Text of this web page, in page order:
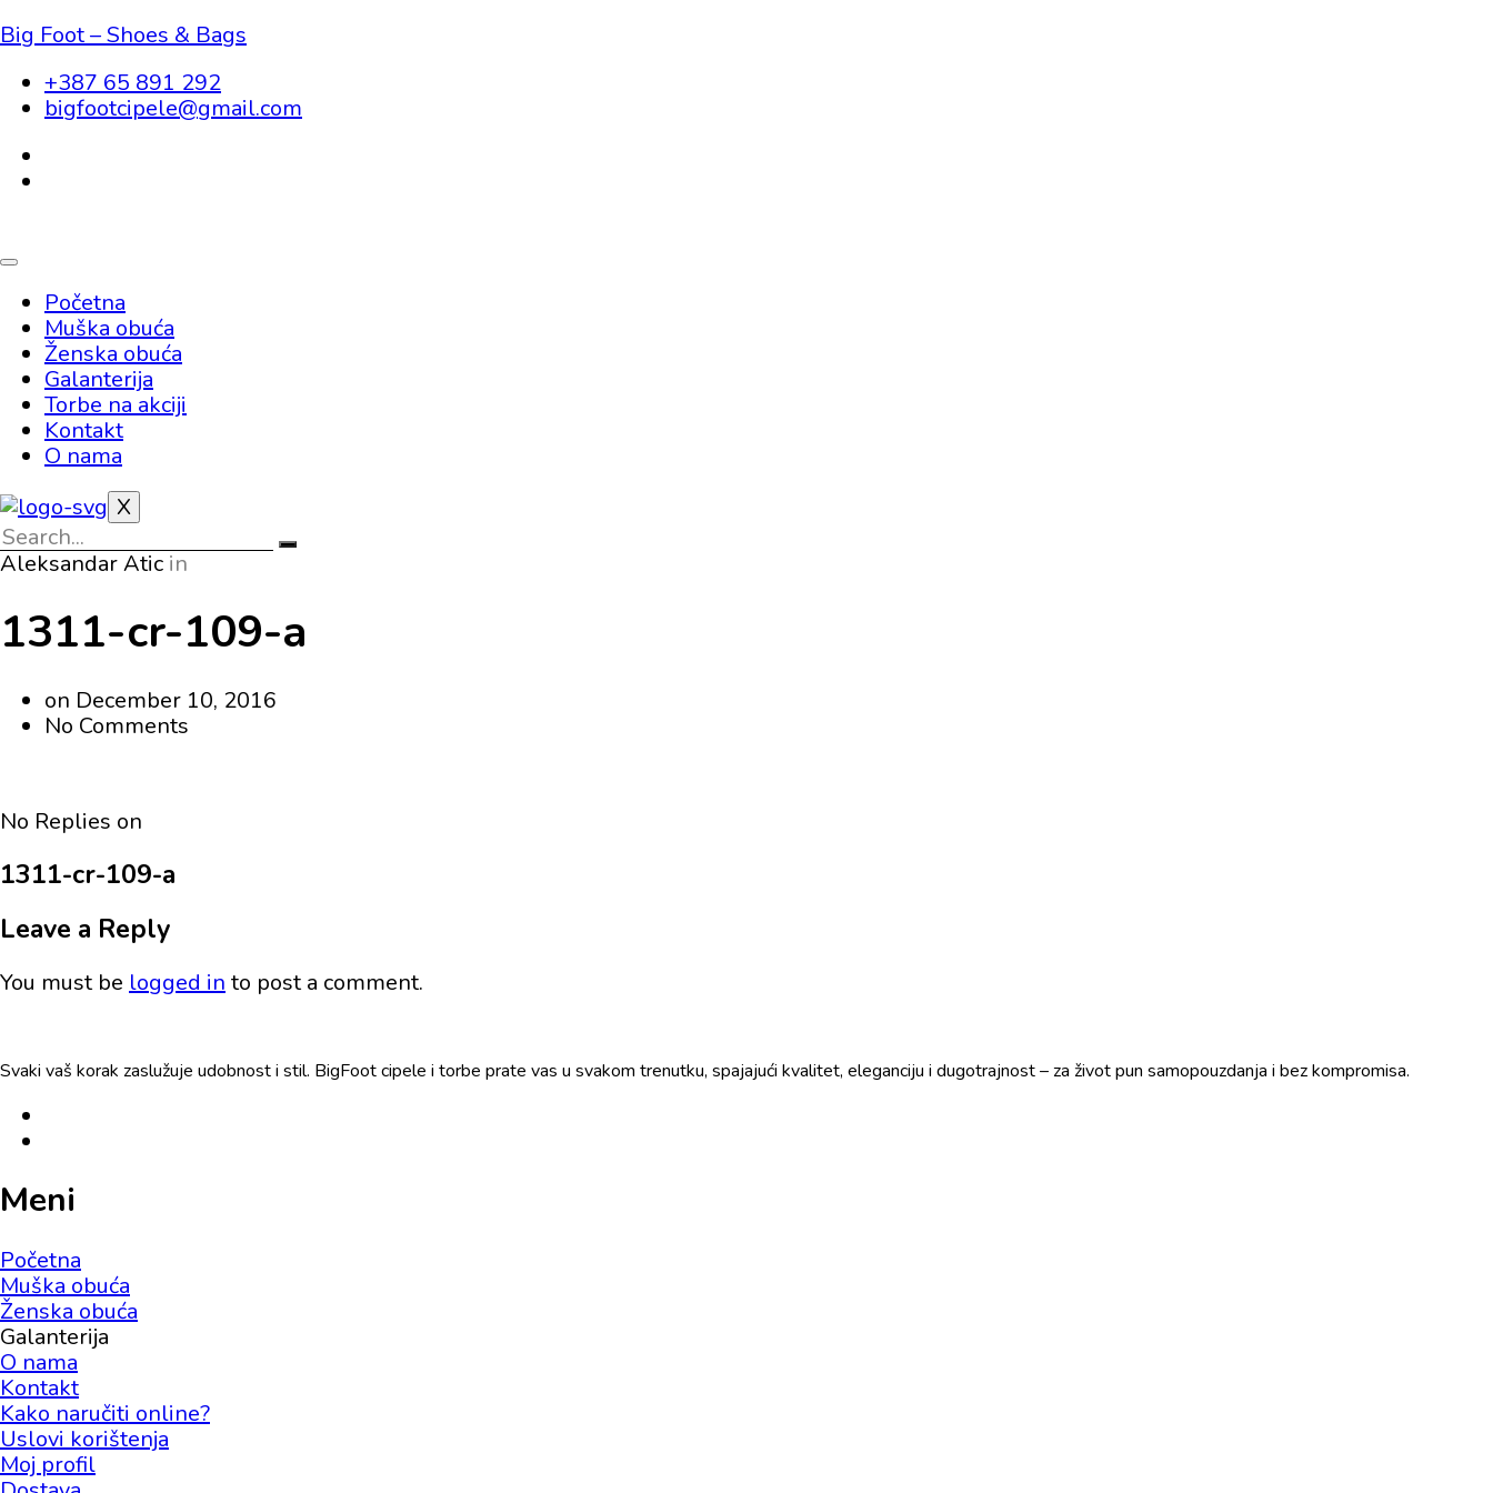
Big Foot – Shoes & Bags
+387 65 891 292
bigfootcipele@gmail.com
Početna
Muška obuća
Ženska obuća
Galanterija
Torbe na akciji
Kontakt
O nama
X
Aleksandar Atic in
1311-cr-109-a
on December 10, 2016
No Comments
No Replies on
1311-cr-109-a
Leave a Reply
You must be logged in to post a comment.
Svaki vaš korak zaslužuje udobnost i stil. BigFoot cipele i torbe prate vas u svakom trenutku, spajajući kvalitet, eleganciju i dugotrajnost – za život pun samopouzdanja i bez kompromisa.
Meni
Početna
Muška obuća
Ženska obuća
Galanterija
O nama
Kontakt
Kako naručiti online?
Uslovi korištenja
Moj profil